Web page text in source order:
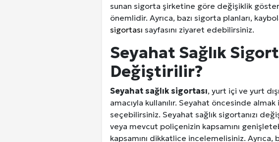
sunan sigorta şirketine göre değişiklik
önemlidir. Ayrıca, bazı sigorta planları,
sigortası sayfasını ziyaret edebilirsiniz.
Seyahat Sağlık
Değiştirilir?
Seyahat sağlık sigortası, yurt içi ve yurt
amacıyla kullanılır. Seyahat öncesinde
seçebilirsiniz. Seyahat sağlık sigortanızı
veya mevcut poliçenizin kapsamını
kapsamını dikkatlice incelemelisiniz.
Ankara Yurtlar Rehberi: Ankara Yurt Seçimi,
Site İçi (On-Page) SEO Hizmeti: Web Sitenizin
Kuzu Fileto Seçimi ve Pişirme Önerileri: Yumuşak
Dar Tavanlı Alanlar İçin Oval Hava Kanalı